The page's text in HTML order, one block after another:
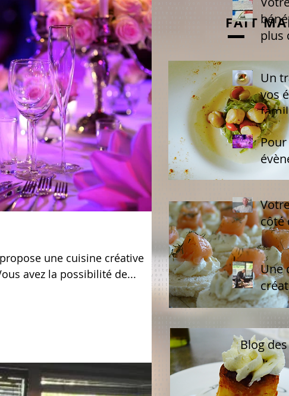
FAIT
avez la possibilité de...
plus
Un
vos
côté
Une
Blog